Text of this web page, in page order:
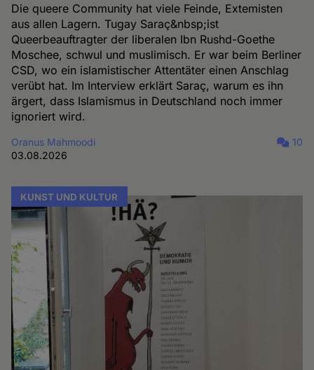
Die queere Community hat viele Feinde, Extemisten
aus allen Lagern. Tugay Saraç&nbsp;ist
Queerbeauftragter der liberalen Ibn Rushd-Goethe
Moschee, schwul und muslimisch. Er war beim Berliner
CSD, wo ein islamistischer Attentäter einen Anschlag
verübt hat. Im Interview erklärt Saraç, warum es ihn
ärgert, dass Islamismus in Deutschland noch immer
ignoriert wird.
Oranus Mahmoodi
03.08.2026
10
KUNST UND KULTUR